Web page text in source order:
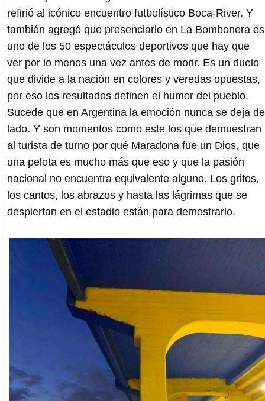
refirió al icónico encuentro futbolístico Boca-River. Y
también agregó que presenciarlo en La Bombonera es
uno de los 50 espectáculos deportivos que hay que
ver por lo menos una vez antes de morir. Es un duelo
que divide a la nación en colores y veredas opuestas,
por eso los resultados definen el humor del pueblo.
Sucede que en Argentina la emoción nunca se deja de
lado. Y son momentos como este los que demuestran
al turista de turno por qué Maradona fue un Dios, que
una pelota es mucho más que eso y que la pasión
nacional no encuentra equivalente alguno. Los gritos,
los cantos, los abrazos y hasta las lágrimas que se
despiertan en el estadio están para demostrarlo.